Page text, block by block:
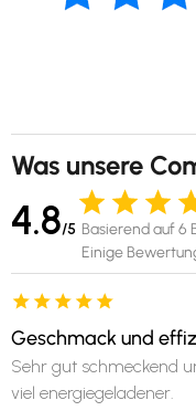
Was unsere
4.8/5 Basierend auf 6
Einige
Geschmack und
Sehr gut schmeckend
viel energiegeladener.